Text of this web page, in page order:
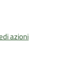
azioni